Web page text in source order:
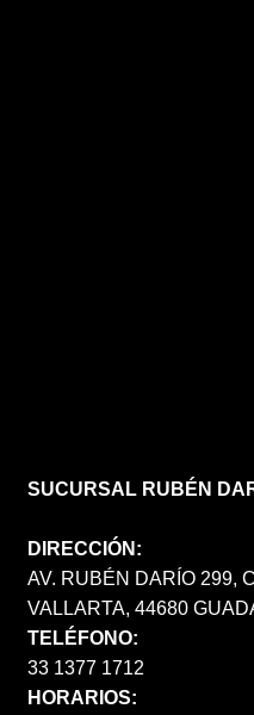
SUCURSAL RUBÉN
DIRECCIÓN:
AV. RUBÉN DARÍO 299,
VALLARTA, 44680
TELÉFONO:
33 1377 1712
HORARIOS: